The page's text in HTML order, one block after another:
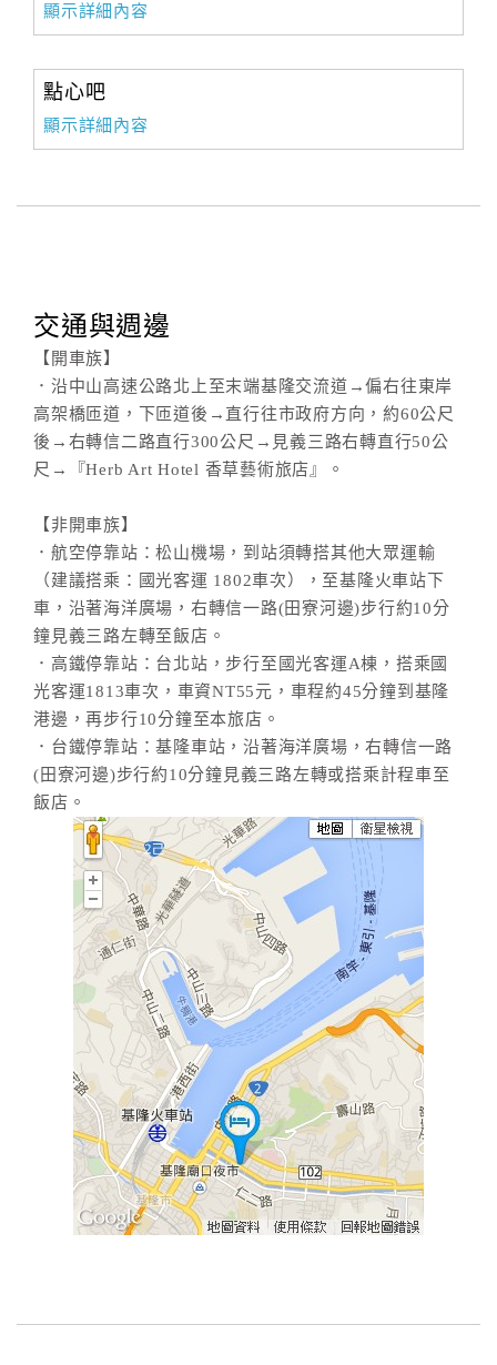
合
提
案
店
廠
商
合
作
計
劃
品
宣
顯示詳細內容
點心吧
顯示詳細內容
交通與週邊
【開車族】
．沿中山高速公路北上至末端基隆交流道→偏右往東岸
高架橋匝道，下匝道後→直行往市政府方向，約60公尺
後→右轉信二路直行300公尺→見義三路右轉直行50公
尺→『Herb Art Hotel 香草藝術旅店』。
【非開車族】
．航空停靠站：松山機場，到站須轉搭其他大眾運輸
（建議搭乘：國光客運 1802車次），至基隆火車站下
車，沿著海洋廣場，右轉信一路(田寮河邊)步行約10分
鐘見義三路左轉至飯店。
．高鐵停靠站：台北站，步行至國光客運A棟，搭乘國
光客運1813車次，車資NT55元，車程約45分鐘到基隆
港邊，再步行10分鐘至本旅店。
．台鐵停靠站：基隆車站，沿著海洋廣場，右轉信一路
(田寮河邊)步行約10分鐘見義三路左轉或搭乘計程車至
飯店。